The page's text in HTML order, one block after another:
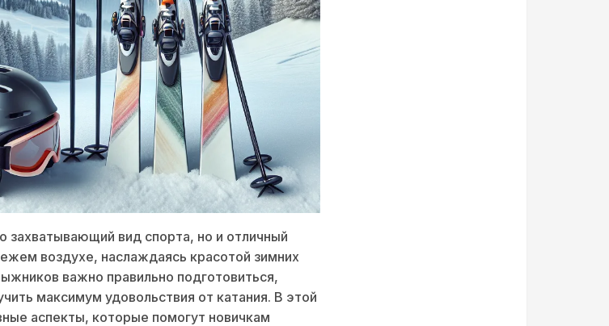
вид спорта, но и отличный
воздухе, наслаждаясь красотой зимних
важно правильно подготовиться,
максимум удовольствия от катания. В этой
аспекты, которые помогут новичкам